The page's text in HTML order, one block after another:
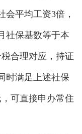
平均工资3倍，
社保基数等于本
合理对应，持证
时满足上述社保
可直接申办常住